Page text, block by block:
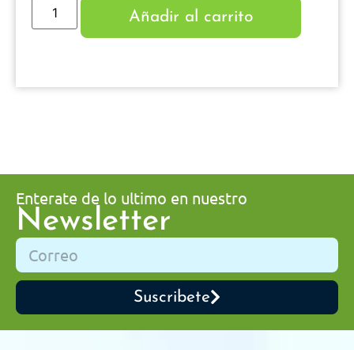
Añadir al carrito
Enterate de lo ultimo en nuestro
Newsletter
Suscribete